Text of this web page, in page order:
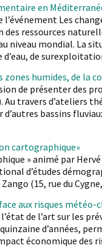
en
Les
des ressources
niveau mondial. La
d’eau, de
zones humides, de la
de présenter des
Au travers d’ateliers
d’autres bassins
cartographique»
» animé par
d’études
Zango (15, rue du
aux risques météo-
de l’art sur les
d’années,
économique